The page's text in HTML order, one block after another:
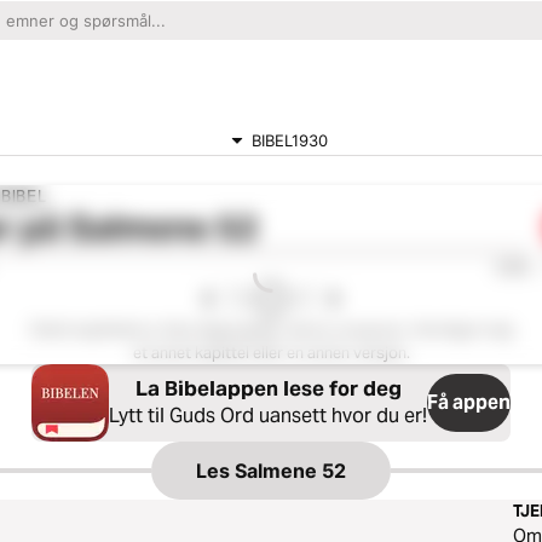
BIBEL1930
påSalmene 52
et annet kapittel eller en annen versjon.
La Bibelappen lese for deg
Lytt til Guds Ord uansett hvor du er!Få appen
Les Salmene 52
Om